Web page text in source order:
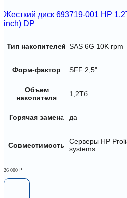
Жесткий диск 693719-001 HP
inch) DP
Тип накопителей SAS 6G 10K rpm
Форм-фактор SFF 2,5"
Объем
накопителя
1,2Тб
Горячая замена да
Совместимость
Серверы HP
systems
26 000 ₽